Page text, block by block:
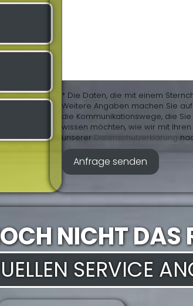
* Die Daten, die mit einem
Weitere Angaben machen Sie
die Kommunikationswege, die
wissen möchten, wie wir mit
unserer Daten­schutz­erklärung
NICHT DAS
SERVICE